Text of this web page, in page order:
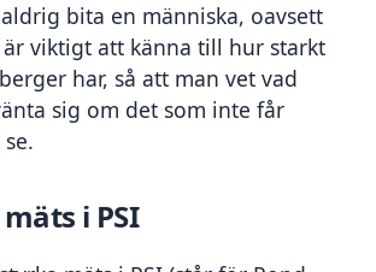
bita en människa, oavsett
viktigt att känna till hur starkt
har, så att man vet vad
sig om det som inte får
i PSI